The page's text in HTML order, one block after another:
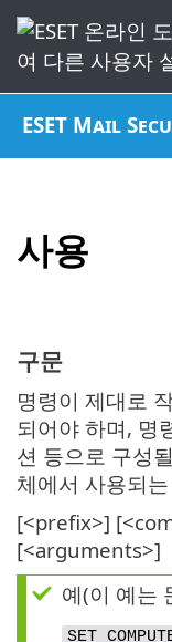
ESET Mail
사용
구문
명령이 제대로
되어야 하며, 명
션 등으로 구성
체에서 사용되
[<prefix>]
[<arguments>]
예(이 예는
SET